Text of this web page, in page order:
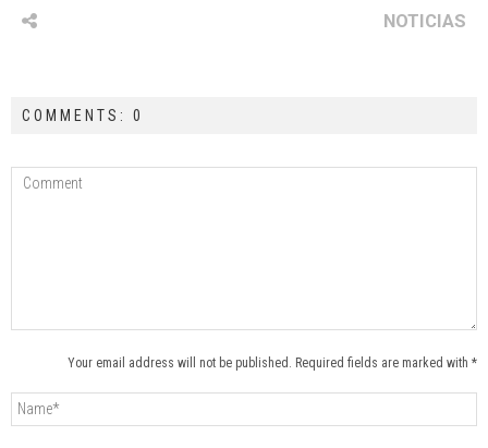
NOTICIAS
COMMENTS: 0
Your email address will not be published. Required fields are marked with *